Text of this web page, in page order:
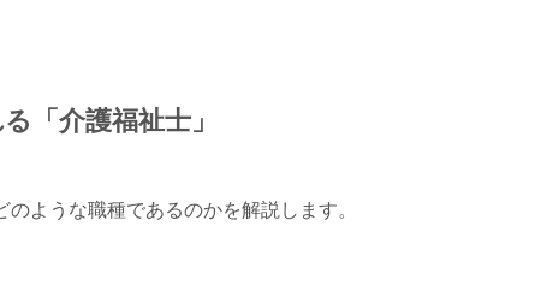
「介護福祉士」
ような職種であるのかを解説します。